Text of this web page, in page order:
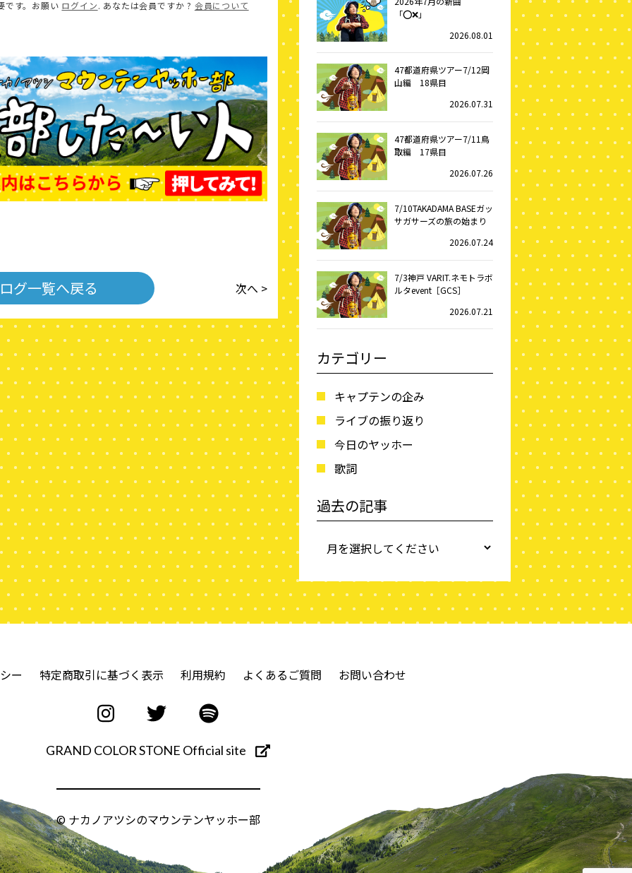
です。お願い ログイン. あなたは会員ですか ? 会員について
グ一覧へ戻る 次へ >
「⭕️❌」
2026.08.01
47都道府県ツアー7/12岡
山編 18県目
2026.07.31
47都道府県ツアー7/11鳥
取編 17県目
2026.07.26
7/10TAKADAMA BASEガッ
サガサーズの旅の始まり
2026.07.24
7/3神戸 VARIT.ネモトラボ
ルタevent［GCS］
2026.07.21
カテゴリー
キャプテンの企み
ライブの振り返り
今日のヤッホー
歌詞
過去の記事
ー 特定商取引に基づく表示 利用規約 よくあるご質問 お問い合わせ
GRAND COLOR STONE Official site
© ナカノアツシのマウンテンヤッホー部